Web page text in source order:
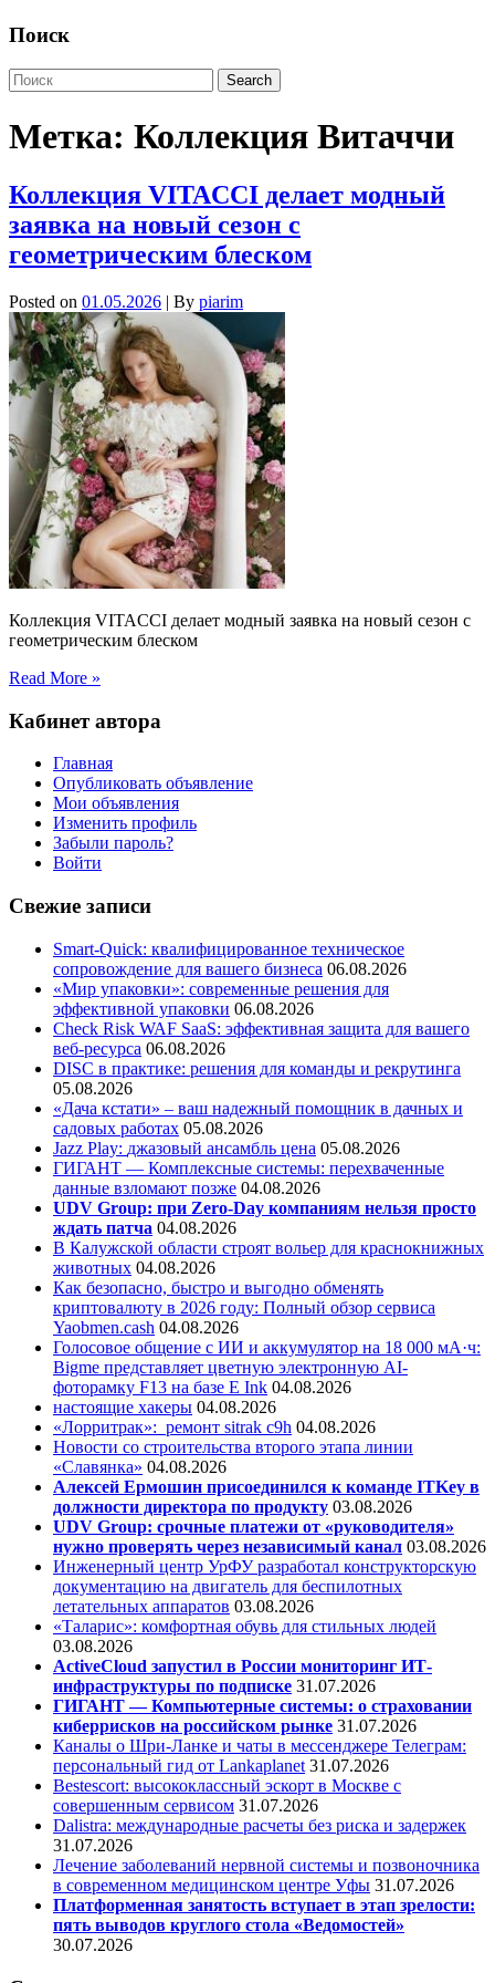
Поиск
Метка: Коллекция Витаччи
Коллекция VITACCI делает модный
заявка на новый сезон с
геометрическим блеском
Posted on 01.05.2026 | By piarim
Коллекция VITACCI делает модный заявка на новый сезон с
геометрическим блеском
Read More »
Кабинет автора
Главная
Опубликовать объявление
Мои объявления
Изменить профиль
Забыли пароль?
Войти
Свежие записи
Smart-Quick: квалифицированное техническое
сопровождение для вашего бизнеса 06.08.2026
«Мир упаковки»: современные решения для
эффективной упаковки 06.08.2026
Check Risk WAF SaaS: эффективная защита для вашего
веб-ресурса 06.08.2026
DISC в практике: решения для команды и рекрутинга
05.08.2026
«Дача кстати» – ваш надежный помощник в дачных и
садовых работах 05.08.2026
Jazz Play: джазовый ансамбль цена 05.08.2026
ГИГАНТ — Комплексные системы: перехваченные
данные взломают позже 04.08.2026
UDV Group: при Zero-Day компаниям нельзя просто
ждать патча 04.08.2026
В Калужской области строят вольер для краснокнижных
животных 04.08.2026
Как безопасно, быстро и выгодно обменять
криптовалюту в 2026 году: Полный обзор сервиса
Yaobmen.cash 04.08.2026
Голосовое общение с ИИ и аккумулятор на 18 000 мА·ч:
Bigme представляет цветную электронную AI-
фоторамку F13 на базе E Ink 04.08.2026
настоящие хакеры 04.08.2026
«Лорритрак»: ремонт sitrak c9h 04.08.2026
Новости со строительства второго этапа линии
«Славянка» 04.08.2026
Алексей Ермошин присоединился к команде ITKey в
должности директора по продукту 03.08.2026
UDV Group: срочные платежи от «руководителя»
нужно проверять через независимый канал 03.08.2026
Инженерный центр УрФУ разработал конструкторскую
документацию на двигатель для беспилотных
летательных аппаратов 03.08.2026
«Таларис»: комфортная обувь для стильных людей
03.08.2026
ActiveCloud запустил в России мониторинг ИТ-
инфраструктуры по подписке 31.07.2026
ГИГАНТ — Компьютерные системы: о страховании
киберрисков на российском рынке 31.07.2026
Каналы о Шри-Ланке и чаты в мессенджере Телеграм:
персональный гид от Lankaplanet 31.07.2026
Bestescort: высококлассный эскорт в Москве с
совершенным сервисом 31.07.2026
Dalistra: международные расчеты без риска и задержек
31.07.2026
Лечение заболеваний нервной системы и позвоночника
в современном медицинском центре Уфы 31.07.2026
Платформенная занятость вступает в этап зрелости:
пять выводов круглого стола «Ведомостей»
30.07.2026